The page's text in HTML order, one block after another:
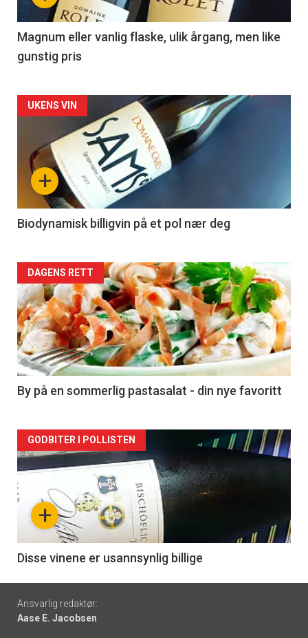
3
Magnum eller vanlig flaske, ulik årgang, men like
gunstig pris
Forsiden
akkurat
nå
4
+
UKENS VIN
Biodynamisk billigvin på et pol nær deg
Forsiden
akkurat
nå
-
5
DAGENS RETT
By på en sommerlig pastasalat - din nye favoritt
Forsiden
akkurat
nå
6
+
GODBITER I POLLISTEN
Disse vinene er usannsynlig billige
Footer
-
Ansvarlig redaktør:
Aase E. Jacobsen